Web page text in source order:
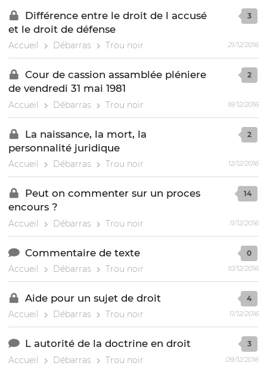
Différence entre le droit de l accusé
et le droit de défense
Accueil Débarras Trou noir
3
21/12/2016
Cour de cassion assamblée pléniere
de vendredi 31 mai 1981
Accueil Débarras Trou noir
2
18/12/2016
La naissance, la mort, la
personnalité juridique
Accueil Débarras Trou noir
2
12/12/2016
Peut on commenter sur un proces
encours ?
Accueil Débarras Trou noir
14
11/12/2016
Commentaire de texte
Accueil Débarras Trou noir
0
10/12/2016
Aide pour un sujet de droit
Accueil Débarras Trou noir
4
11/12/2016
L autorité de la doctrine en droit
Accueil Débarras Trou noir
3
09/12/2016